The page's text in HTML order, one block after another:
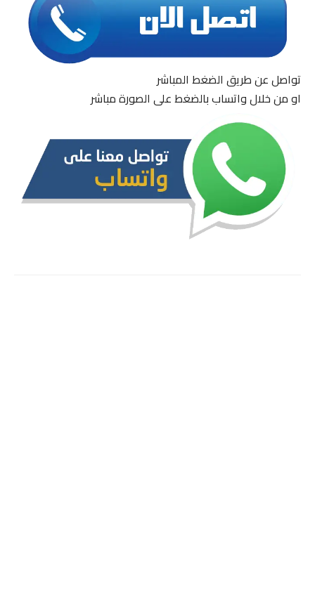
تواصل عن طريق الضغط المباشر
او من خلال واتساب بالضغط على الصورة مباشر